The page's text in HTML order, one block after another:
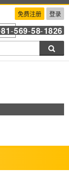
免费注册 登录
81 -569-58-1826